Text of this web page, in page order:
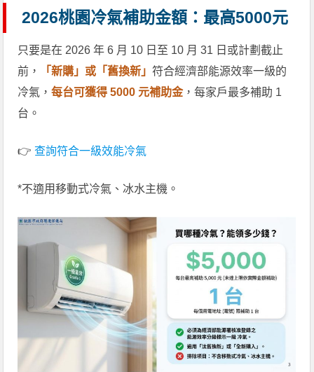
2026桃園冷氣補助金額：最高5000元
只要是在 2026 年 6 月 10 日至 10 月 31 日或計劃截止
前，
「新購」或「舊換新」符合經濟部能源效率一級的
冷氣，每台可獲得 5000 元補助金，每家戶最多補助 1
台。
👉 查詢符合一級效能冷氣
*不適用移動式冷氣、冰水主機。